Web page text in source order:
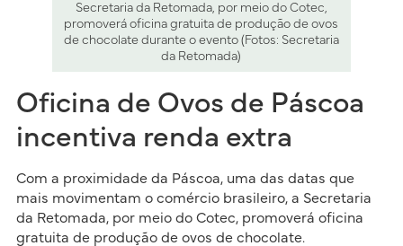
Secretaria da Retomada, por meio do Cotec,
promoverá oficina gratuita de produção de ovos
de chocolate durante o evento (Fotos: Secretaria
da Retomada)
Oficina de Ovos de Páscoa
incentiva renda extra
Com a proximidade da Páscoa, uma das datas que
mais movimentam o comércio brasileiro, a Secretaria
da Retomada, por meio do Cotec, promoverá oficina
gratuita de produção de ovos de chocolate.